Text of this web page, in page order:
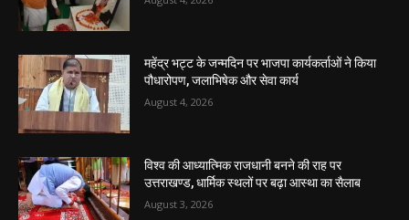
महेंद्र भट्ट के जन्मदिन पर भाजपा कार्यकर्ताओं ने किया
पौधारोपण, जलाभिषेक और सेवा कार्य
August 4, 2026
विश्व की आध्यात्मिक राजधानी बनने की राह पर
उत्तराखण्ड, धार्मिक स्थलों पर बढ़ा आस्था का सैलाब
August 3, 2026